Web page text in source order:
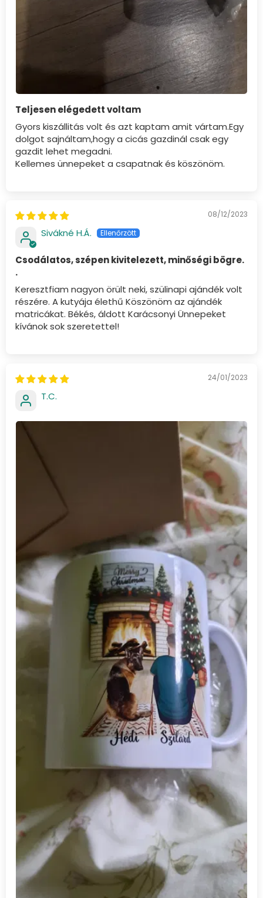
Teljesen elégedett voltam
Gyors kiszállitás volt és azt kaptam amit vártam.Egy
dolgot sajnáltam,hogy a cicás gazdinál csak egy
gazdit lehet megadni.
Kellemes ünnepeket a csapatnak és köszönöm.
08/12/2023
Sivákné H.Á.
Csodálatos, szépen kivitelezett, minőségi bögre.
.
Keresztfiam nagyon örült neki, szülinapi ajándék volt
részére. A kutyája élethű Köszönöm az ajándék
matricákat. Békés, áldott Karácsonyi Ünnepeket
kívánok sok szeretettel!
24/01/2023
T.C.